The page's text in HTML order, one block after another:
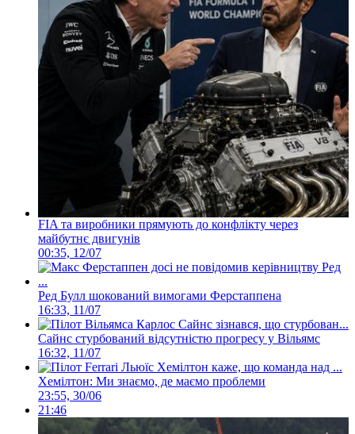
FIA та виробники прямують до конфлікту через
майбутнє двигунів
00:35, 12/07
Ред Булл шокований вимогами Ферстаппена
16:33, 11/07
Сайнс стурбований відсутністю прогресу у Вільямс
16:32, 11/07
Хемілтон: Ми знаємо, де маємо проблеми
23:55, 30/06
21:46